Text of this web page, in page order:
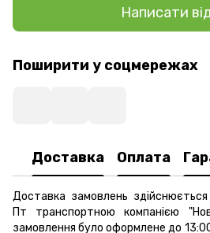
Написати
Поширити у соцмережах
Доставка Оплата
Доставка замовлень
Пт транспортною компанією
замовлення було оформлене до